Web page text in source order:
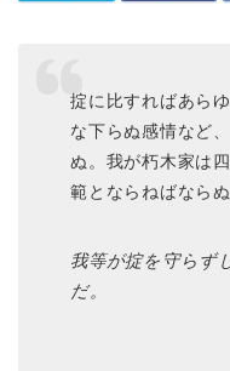
掟に比すればあら
な下らぬ感情など
ぬ。我が朽木家は
範とならねばなら
我等が掟を守らず
だ。